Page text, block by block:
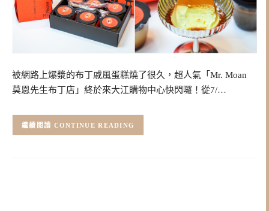
被網路上爆漿的布丁戚風蛋糕燒了很久，超人氣「Mr. Moan
莫恩先生布丁店」終於來大江購物中心快閃囉！從7/…
CONTINUE READING